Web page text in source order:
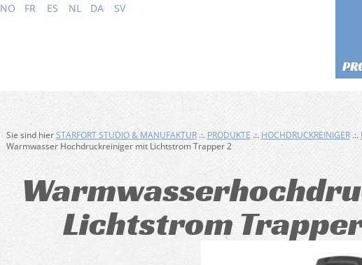
NO FR ES NL DA SV
Sie sind hierSTARFORT STUDIO & MANUFAKTUR.:. PRODUKTE .:. HOCHDRUCKREINIGER.:.
Warmwasser Hochdruckreiniger mit Lichtstrom Trapper 2
Lichtstrom